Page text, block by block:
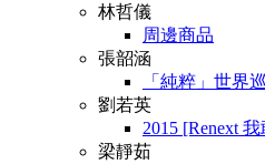
林哲儀
周邊商品
張韶涵
「純粹」世界
劉若英
2015 [Renext
梁靜茹